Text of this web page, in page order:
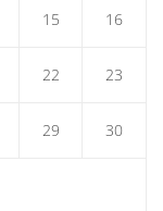
15 16
22 23
29 30